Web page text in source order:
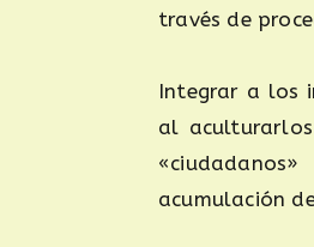
través de
Integrar a los
al
acumulación